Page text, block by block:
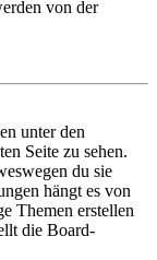
von der
unter den
Seite zu sehen.
du sie
hängt es von
Themen erstellen
die Board-